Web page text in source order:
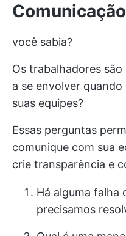
você sabia?
Os trabalhadores são
a se envolver
suas equipes?
Essas perguntas
comunique com sua
crie transparência e
Há alguma falha
precisamos